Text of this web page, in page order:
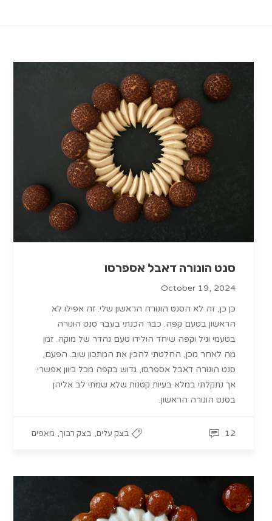
סנט הונורה דאבל אספרסו
October 19, 2024
כן כן, זה לא הסנט הונורה הראשון שלי. זה אפילו לא
הראשון בטעם קפה. כבר הכנתי בעבר סנט הונורה
בטעמי וניל וקפה שיחד הולידו טעם נהדר של מוקה. זמן
מה לאחר מכן, החלטתי להכין את המתכון שוב. הפעם,
סנט הונורה דאבל אספרסו, גדוש בקפה מכל כיוון אפשרי.
אך נתקלתי במלא בעיות קטנות שלא שמתי לב אליהן
בסנט הונורה הראשון.
בצק עלים, בצק רבוך, מאפים 12